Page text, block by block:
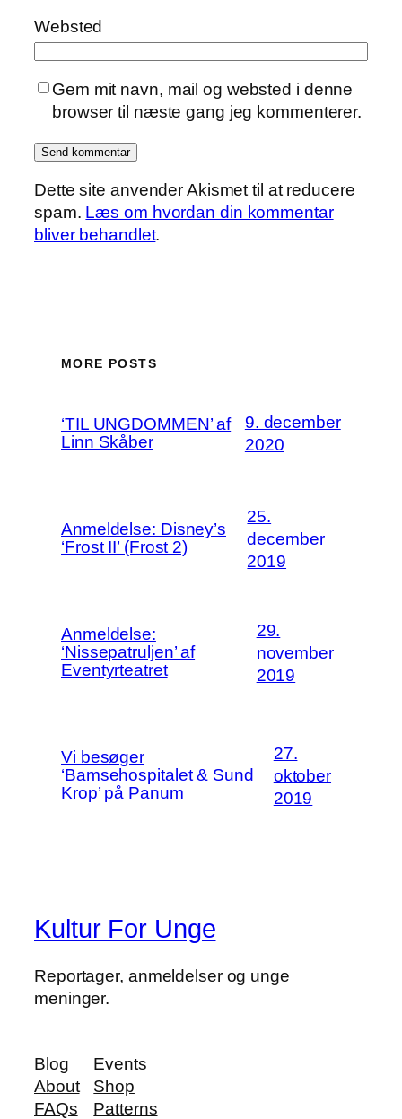
Websted
Gem mit navn, mail og websted i denne
browser til næste gang jeg kommenterer.
Dette site anvender Akismet til at reducere
spam. Læs om hvordan din kommentar
bliver behandlet.
MORE POSTS
‘TIL UNGDOMMEN’ af
Linn Skåber
9. december
2020
Anmeldelse: Disney’s
‘Frost II’ (Frost 2)
25.
december
2019
Anmeldelse:
‘Nissepatruljen’ af
Eventyrteatret
29.
november
2019
Vi besøger
‘Bamsehospitalet & Sund
Krop’ på Panum
27.
oktober
2019
Kultur For Unge
Reportager, anmeldelser og unge
meninger.
Blog
About
FAQs
Events
Shop
Patterns